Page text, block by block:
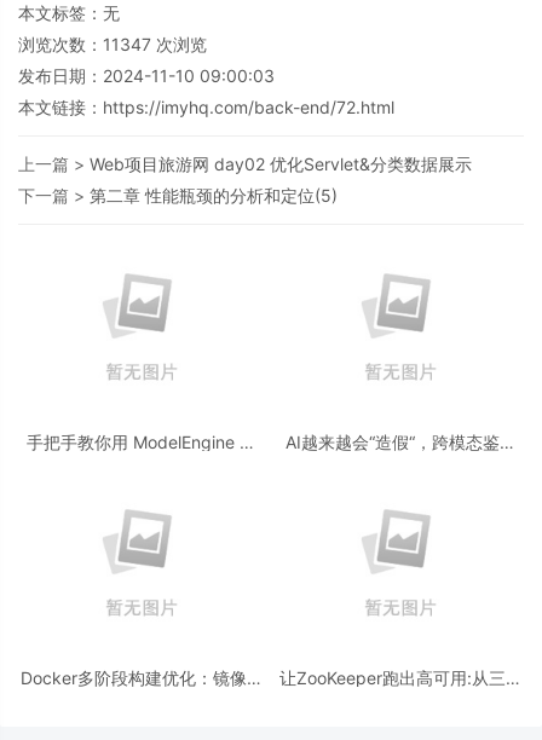
本文标签：无
浏览次数： 11347 次浏览
发布日期：2024-11-10 09:00:03
本文链接： https://imyhq.com/back-end/72.html
上一篇 > Web项目旅游网 day02 优化Servlet&分类数据展示
下一篇 > 第二章 性能瓶颈的分析和定位(5)
手把手教你用 ModelEngine 打
AI越来越会“造假“，跨模态鉴伪
Docker多阶段构建优化：镜像体
让ZooKeeper跑出高可用:从三节